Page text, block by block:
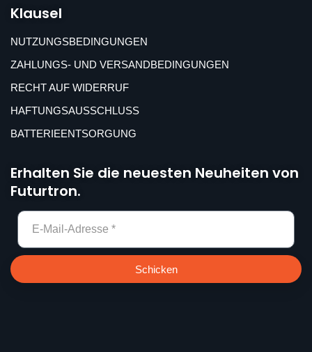
Klausel
NUTZUNGSBEDINGUNGEN
ZAHLUNGS- UND VERSANDBEDINGUNGEN
RECHT AUF WIDERRUF
HAFTUNGSAUSSCHLUSS
BATTERIEENTSORGUNG
Erhalten Sie die neuesten Neuheiten von
Futurtron.
Schicken